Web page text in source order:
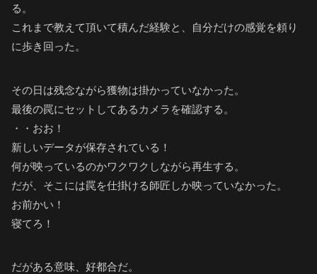
る。
これまで教えて頂いて積んだ経験と、自分だけの感覚を頼り
に歩き回った。
その日は残念ながら獲物は掛かっていなかった。
最後の罠にセットしてあるカメラを確認する。
・・おお！
新しいデータが保存されている！
何が映っているのかワクワクしながら再生する。
だが、そこには罠を仕掛ける師匠しか映っていなかった。
お前かい！
寝てろ！
だがある意味、好都合だ。